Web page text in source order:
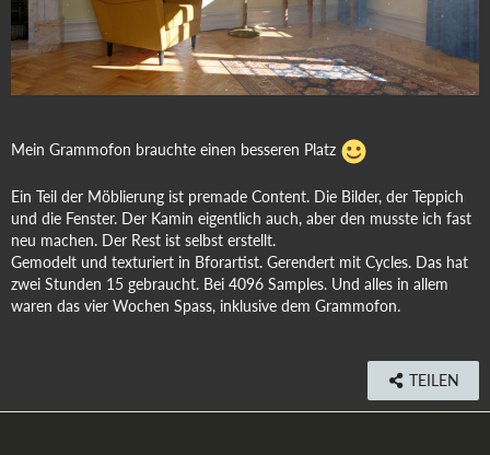
Mein Grammofon brauchte einen besseren Platz
Ein Teil der Möblierung ist premade Content. Die Bilder, der Teppich
und die Fenster. Der Kamin eigentlich auch, aber den musste ich fast
neu machen. Der Rest ist selbst erstellt.
Gemodelt und texturiert in Bforartist. Gerendert mit Cycles. Das hat
zwei Stunden 15 gebraucht. Bei 4096 Samples. Und alles in allem
waren das vier Wochen Spass, inklusive dem Grammofon.
TEILEN